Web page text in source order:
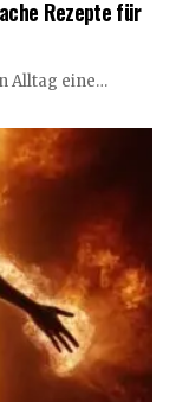
Rezepte für
Alltag eine…